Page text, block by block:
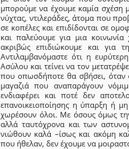
μπορούμε να έχουμε καμία σχέση
νύχτας, ντιλεράδες, άτομα που
σε κοπέλες και επιδίδονται σε
και παλεύουμε για μια κοινωνία
ακριβώς επιδιώκουμε και για
Αντιλαμβανόμαστε ότι η
Ασύλου και τείνει να τον
που οπωσδήποτε θα σβήσει, όταν
μαγαζιά που αναπαράγουν
ενδιαφέρει και ποτέ δεν
επανοικειοποίησης η ύπαρξη ή
χωρέσουν όλοι. Με όσους όμως
αλλά ταυτόχρονα και των
νιώθουν καλά –ίσως και ακόμη
που ήθελαν, δεν έχουμε να